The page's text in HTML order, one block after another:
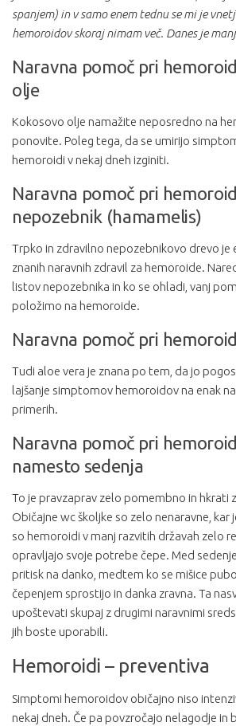
spanjem) in v samo enem tednu se mi je
hemoroidov skoraj nimam več. Danes je
Naravna pomoč pri
olje
Kokosovo olje namažite neposredno na
ponovite. Poleg tega, da se umirijo
hemoroidi v nekaj dneh izginiti.
Naravna pomoč pri
nepozebnik (hamamelis)
Trpko in zdravilno nepozebnikovo drevo je
znanih naravnih zdravil za hemoroide.
listov nepozebnika in ko se ohladi, vanj
položimo na hemoroide.
Naravna pomoč pri
Tudi aloe vera je znana po tem, da jo
lajšanje simptomov hemoroidov na enak
primerih.
Naravna pomoč pri
namesto sedenja
To je pravzaprav zelo pomembno in hkrati
Običajne wc školjke so zelo nenaravne, kar
so hemoroidi v manj razvitih državah zelo
opravljajo svoje potrebe čepe. Med
pritisk na danko, medtem ko se mišice
čepenjem sprostijo in danka zravna. Ta
upoštevati skupaj z drugimi naravnimi
jih boste uporabili.
Hemoroidi – preventiva
Simptomi hemoroidov običajno niso
nekaj dneh. Če pa povzročajo nelagodje in